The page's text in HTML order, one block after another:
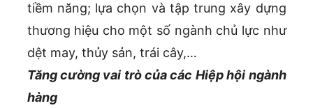
tiềm năng; lựa chọn và tập trung xây dựng
thương hiệu cho một số ngành chủ lực như
dệt may, thủy sản, trái cây,…
Tăng cường vai trò của các Hiệp hội ngành
hàng